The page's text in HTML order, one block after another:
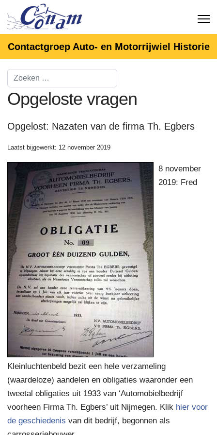
Contactgroep Auto- en Motorrijwiel Historie
Opgeloste vragen
Opgelost: Nazaten van de firma Th. Egbers
Laatst bijgewerkt: 12 november 2019
8 november
2019: Fred
Kleinluchtenbeld bezit een hele verzameling
(waardeloze) aandelen en obligaties waaronder een
tweetal obligaties uit 1933 van ‘Automobielbedrijf
voorheen Firma Th. Egbers’ uit Nijmegen. Klik hier voor
de geschiedenis van dit bedrijf, begonnen als